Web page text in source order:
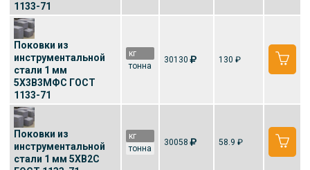
1133-71
Поковки из
инструментальной
стали 1 мм
5Х3В3МФС ГОСТ
1133-71
кг
тонна
30130 130 ₽
Поковки из
инструментальной
стали 1 мм 5ХВ2С
кг
тонна
30058 58.9 ₽